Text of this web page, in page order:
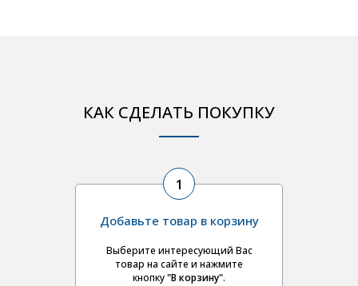
КАК СДЕЛАТЬ ПОКУПКУ
Добавьте товар в корзину
Выберите интересующий Вас
товар на сайте и нажмите
кнопку"В корзину".
1